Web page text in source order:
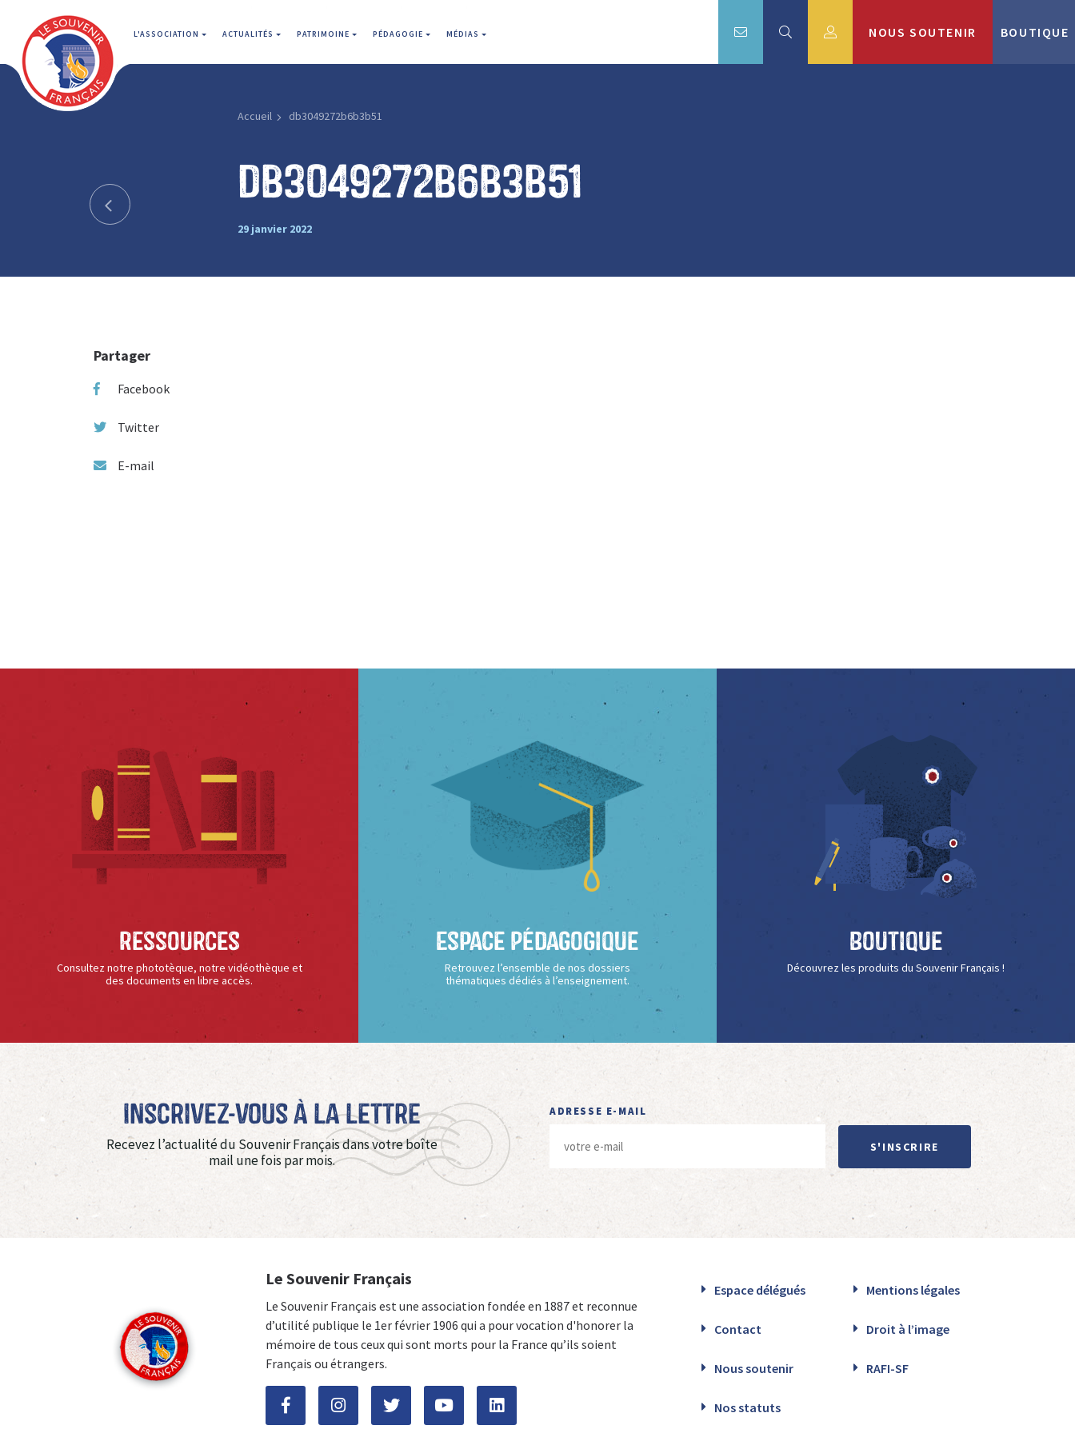
L'ASSOCIATION ACTUALITÉS PATRIMOINE PÉDAGOGIE MÉDIAS NOUS SOUTENIR BOUTIQUE
Accueil db3049272b6b3b51
db3049272b6b3b51
29 janvier 2022
Partager
Facebook
Twitter
E-mail
Ressources
Consultez notre phototèque, notre vidéothèque et
des documents en libre accès.
Espace Pédagogique
Retrouvez l’ensemble de nos dossiers
thématiques dédiés à l’enseignement.
Boutique
Découvrez les produits du Souvenir Français !
Inscrivez-vous à La Lettre
Recevez l’actualité du Souvenir Français dans votre boîte
mail une fois par mois.
ADRESSE E-MAIL
S'INSCRIRE
Le Souvenir Français
Le Souvenir Français est une association fondée en 1887 et reconnue
d’utilité publique le 1er février 1906 qui a pour vocation d'honorer la
mémoire de tous ceux qui sont morts pour la France qu’ils soient
Français ou étrangers.
Espace délégués Mentions légales
Contact Droit à l’image
Nous soutenir RAFI-SF
Nos statuts